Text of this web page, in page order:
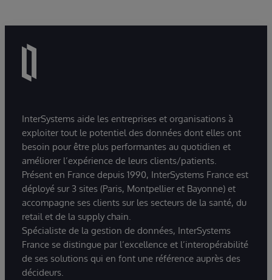
InterSystems aide les entreprises et organisations à
exploiter tout le potentiel des données dont elles ont
besoin pour être plus performantes au quotidien et
améliorer l’expérience de leurs clients/patients.
Présent en France depuis 1990, InterSystems France est
déployé sur 3 sites (Paris, Montpellier et Bayonne) et
accompagne ses clients sur les secteurs de la santé, du
retail et de la supply chain.
Spécialiste de la gestion de données, InterSystems
France se distingue par l’excellence et l’interopérabilité
de ses solutions qui en font une référence auprès des
décideurs.